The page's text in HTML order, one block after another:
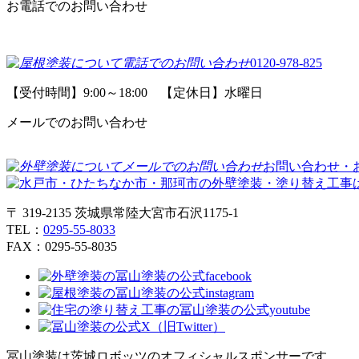
お電話でのお問い合わせ
0120-978-825
【受付時間】9:00～18:00 【定休日】水曜日
メールでのお問い合わせ
お問い合わせ・
〒 319-2135 茨城県常陸大宮市石沢1175-1
TEL： 0295-55-8033
FAX：0295-55-8035